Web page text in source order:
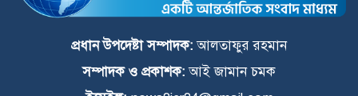
প্রধান উপদেষ্টা সম্পাদক:আলতাফুর রহমান
সম্পাদক ও প্রকাশক:আই জামান চমক